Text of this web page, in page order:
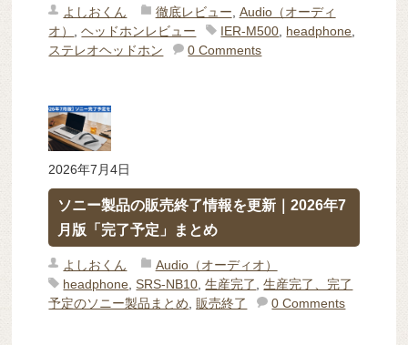
よしおくん 徹底レビュー Audio（オーディ
オ）
,ヘッドホンレビュー IER-M500 headphone
ステレオヘッドホン
0 Comments
2026年7月4日
ソニー製品の販売終了情報を更新｜2026年7
月版「完了予定」まとめ
よしおくん
Audio（オーディオ）
headphone,SRS-NB10,生産完了,生産完了、完了
予定のソニー製品まとめ,販売終了 0 Comments